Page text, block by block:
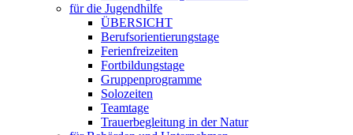
für die Jugendhilfe
ÜBERSICHT
Berufsorientierungstage
Ferienfreizeiten
Fortbildungstage
Gruppenprogramme
Solozeiten
Teamtage
Trauerbegleitung in der Natur